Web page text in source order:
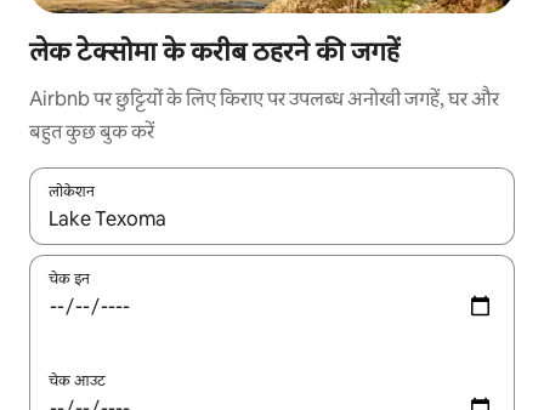
लेक टेक्सोमा के करीब ठहरने की जगहें
Airbnb पर छुट्टियों के लिए किराए पर उपलब्ध अनोखी जगहें, घर और
बहुत कुछ बुक करें
लोकेशन
नतीजों के उपलब्ध होने पर, अप और डाउन 'ऐरो की' का इस्तेमाल करके नेविगेट
चेक इन
चेक आउट